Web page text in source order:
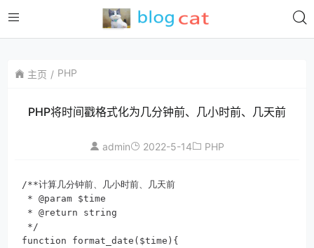
主页 PHP
PHP将时间戳格式化为几分钟前、几小时前、几天前
admin 2022-5-14 PHP
/**计算几分钟前、几小时前、几天前
* @param $time
* @return string
*/
function format_date($time){